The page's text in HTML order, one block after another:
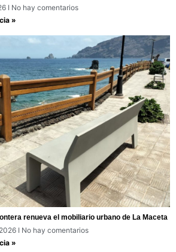
No hay comentarios
»
renueva el mobiliario urbano de La Maceta
No hay comentarios
»